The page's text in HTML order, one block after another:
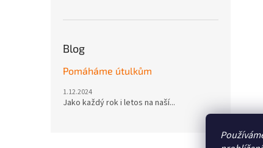
Blog
Pomáháme útulkům
1.12.2024
Jako každý rok i letos na naší...